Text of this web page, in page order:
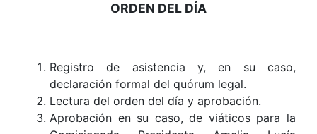
ORDEN DEL DÍA
Registro de asistencia y, en su caso,
declaración formal del quórum legal.
Lectura del orden del día y aprobación.
Aprobación en su caso, de viáticos para la